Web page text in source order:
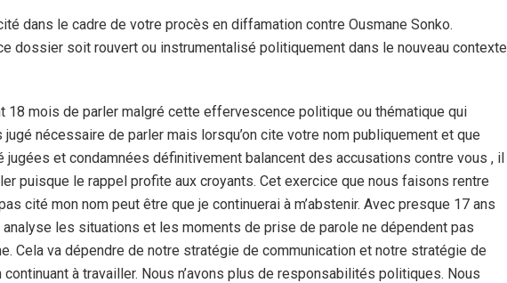
dans le cadre de votre procès en diffamation contre Ousmane Sonko.
dossier soit rouvert ou instrumentalisé politiquement dans le nouveau contexte
18 mois de parler malgré cette effervescence politique ou thématique qui
jugé nécessaire de parler mais lorsqu’on cite votre nom publiquement et que
jugées et condamnées définitivement balancent des accusations contre vous , il
puisque le rappel profite aux croyants. Cet exercice que nous faisons rentre
cité mon nom peut être que je continuerai à m’abstenir. Avec presque 17 ans
analyse les situations et les moments de prise de parole ne dépendent pas
Cela va dépendre de notre stratégie de communication et notre stratégie de
à travailler. Nous n’avons plus de responsabilités politiques. Nous